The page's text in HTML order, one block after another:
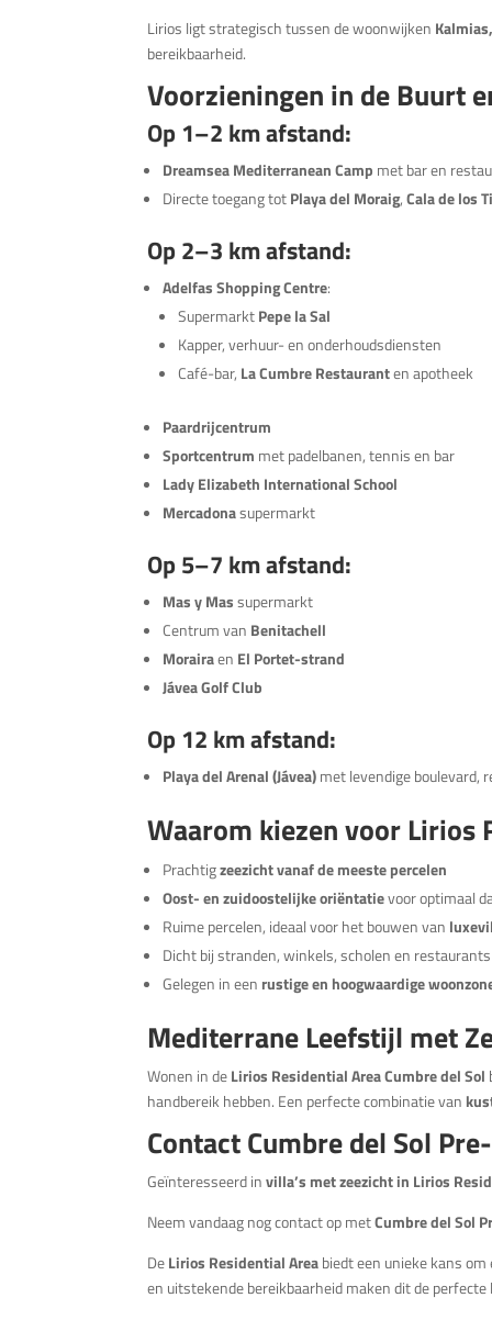
Lirios ligt strategisch tussen de woonwijken
bereikbaarheid.
Voorzieningen in de Buurt
Op 1–2 km afstand:
Dreamsea Mediterranean Camp met bar en
Directe toegang totPlaya del Moraig,Cala de los
Op 2–3 km afstand:
Adelfas Shopping Centre:
SupermarktPepe la Sal
Kapper, verhuur- en onderhoudsdiensten
Café-bar, La Cumbre Restauranten apotheek
Paardrijcentrum
Sportcentrum met padelbanen, tennis en bar
Lady Elizabeth International School
Mercadonasupermarkt
Op 5–7 km afstand:
Mas y Massupermarkt
Centrum van Benitachell
Morairaen El Portet-strand
Jávea Golf Club
Op 12 km afstand:
Playa del Arenal (Jávea)met levendige boulevard,
Waarom kiezen voor Lirios
Prachtigzeezicht vanaf de meeste percelen
Oost- en zuidoostelijke oriëntatievoor optimaal
Ruime percelen, ideaal voor het bouwen van
Dicht bij stranden, winkels, scholen en restaurants
Gelegen in een rustige en hoogwaardige
Mediterrane Leefstijl met
Wonen in deLirios Residential Area Cumbre del Sol
handbereik hebben. Een perfecte combinatie van
Contact Cumbre del Sol
Geïnteresseerd invilla’s met zeezicht in Lirios
Neem vandaag nog contact op metCumbre del Sol
DeLirios Residential Areabiedt een unieke kans
en uitstekende bereikbaarheid maken dit de